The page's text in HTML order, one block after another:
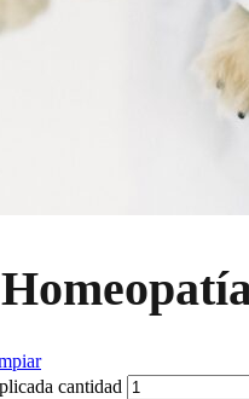
cantidad